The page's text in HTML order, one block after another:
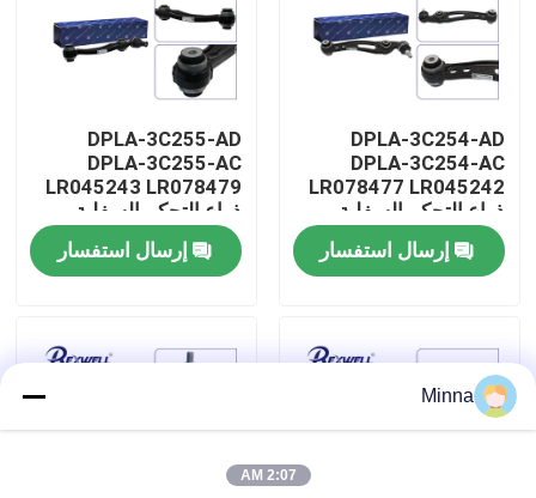
حولنا
جولة في المصنع
مراقبة الجودة
اتصل بنا
حالات
DPLA-3C254-AD
DPLA-3C254-AC
LR078477 LR045242
ذراع التحكم السفلية
الأمامية الخلفية لشركة
Range Rover Land
Rover
إرسال استفسار
DPLA-3C255-AD
DPLA-3C255-AC
LR045243 LR078479
ذراع التحكم السفلية
لشركة Range Rover
Land Roverإرسال استفسار
Minna
2:07 AM